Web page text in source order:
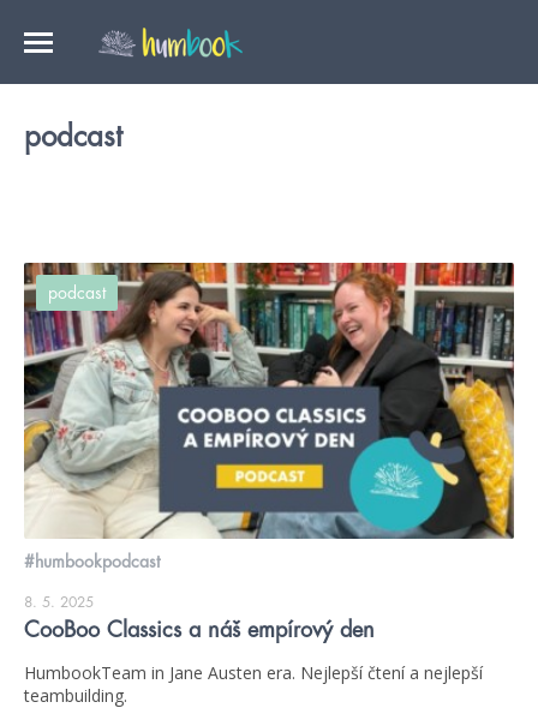
podcast
podcast
#humbookpodcast
8. 5. 2025
CooBoo Classics a náš empírový den
HumbookTeam in Jane Austen era. Nejlepší čtení a nejlepší
teambuilding.